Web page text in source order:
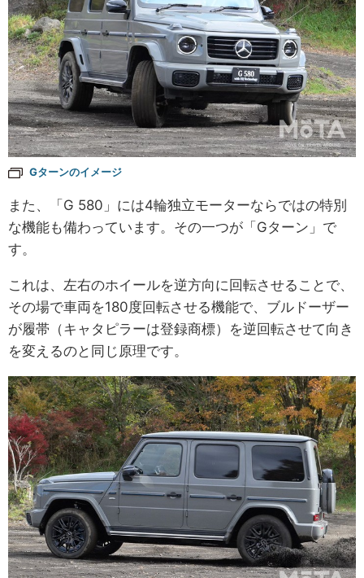
Gターンのイメージ
また、「G 580」には4輪独立モーターならではの特別
な機能も備わっています。その一つが「Gターン」で
す。
これは、左右のホイールを逆方向に回転させることで、
その場で車両を180度回転させる機能で、ブルドーザー
が履帯（キャタピラーは登録商標）を逆回転させて向き
を変えるのと同じ原理です。